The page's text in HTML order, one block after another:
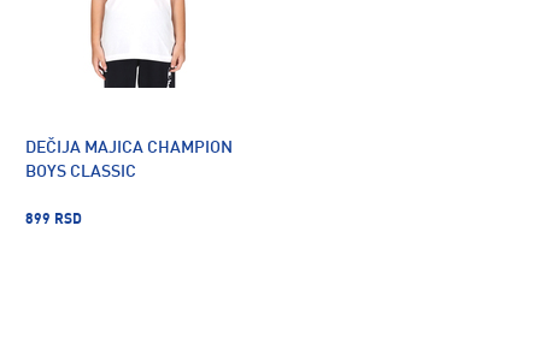
DEČIJA MAJICA CHAMPION
BOYS CLASSIC
899 RSD